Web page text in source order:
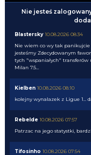
Nie jesteś
Blastersky 10.08.2026 08:34
Nie wiem co wy tak
jesteśmy Zdecydowanym
tych "wspaniałych" transferów
Milan 7.5...
Kielben 10.08.2026 08:10
kolejny wynalazek z Ligue 1...
Rebelde 10.08.2026 07:57
Patrzac na jego statystki,
Tifosinho 10.08.2026 07:54